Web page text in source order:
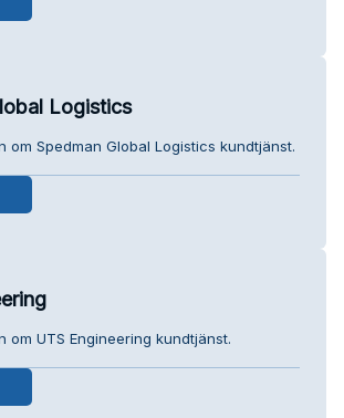
Logistics
om Spedman Global Logistics kundtjänst.
om UTS Engineering kundtjänst.